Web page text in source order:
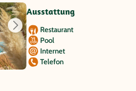
Ausstattung
Restaurant
Pool
Internet
Telefon